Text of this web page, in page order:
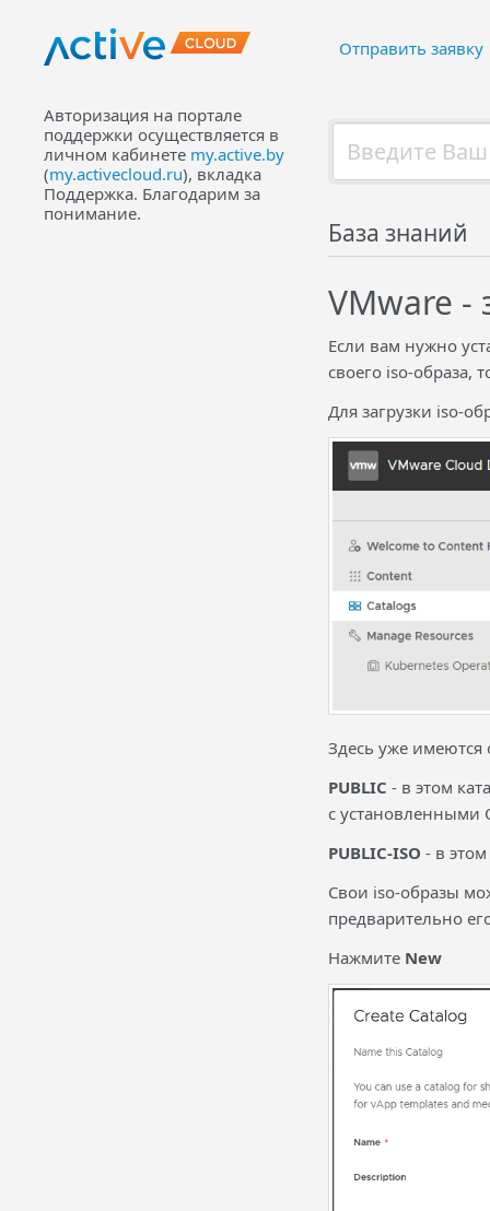
Отправить заявку
Авторизация на портале
поддержки осуществляется в
личном кабинете my.active.by
(my.activecloud.ru), вкладка
Поддержка. Благодарим за
понимание.
База знаний
VMware -
Если вам нужно
своего iso-образа,
Для загрузки iso-
Здесь уже имеются
PUBLIC - в этом
с установленными
PUBLIC-ISO - в
Свои iso-образы
предварительно
Нажмите New